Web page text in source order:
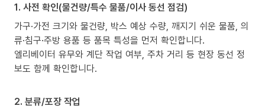
1. 사전 확인(물건량/특수 물품/이사 동선 점검)
가구·가전 크기와 물건량, 박스 예상 수량, 깨지기 쉬운 물품, 의
류·침구·주방 용품 등 품목 특성을 먼저 확인합니다.
엘리베이터 유무와 계단 작업 여부, 주차 거리 등 현장 동선 정
보도 함께 확인합니다.
2. 분류/포장 작업